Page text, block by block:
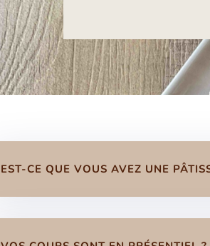
EST-CE QUE VOUS AVEZ UNE